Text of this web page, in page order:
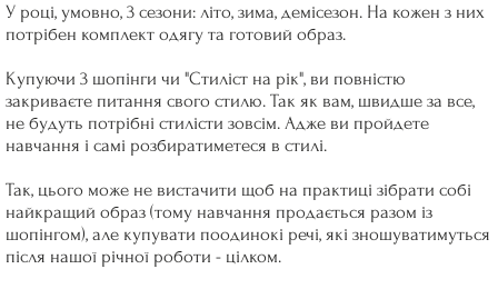
У році, умовно, 3 сезони: літо, зима, демісезон. На кожен з них
потрібен комплект одягу та готовий образ.
Купуючи 3 шопінги чи "Стиліст на рік", ви повністю
закриваєте питання свого стилю. Так як вам, швидше за все,
не будуть потрібні стилісти зовсім. Адже ви пройдете
навчання і самі розбиратиметеся в стилі.
Так, цього може не вистачити щоб на практиці зібрати собі
найкращий образ (тому навчання продається разом із
шопінгом), але купувати поодинокі речі, які зношуватимуться
після нашої річної роботи - цілком.